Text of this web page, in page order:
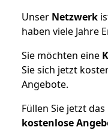
Unser Netzwerk
haben viele Jahre
Sie möchten eine
Sie sich jetzt
Angebote.
Füllen Sie jetzt
kostenlose